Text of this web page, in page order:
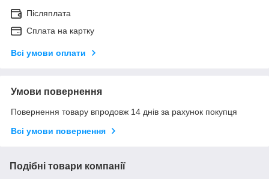
Післяплата
Сплата на картку
Всі умови оплати
Умови повернення
Повернення товару впродовж 14 днів за рахунок покупця
Всі умови повернення
Подібні товари компанії